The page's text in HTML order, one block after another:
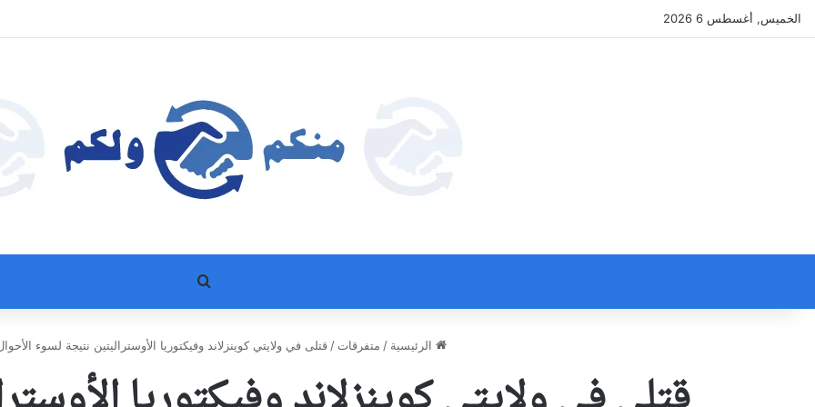
الخميس, أغسطس 6 2026
بحث عن
الرئيسية / متفرقات / قتلى في ولايتي كوينزلاند وفيكتوريا الأوستراليتين نتيجة لسوء